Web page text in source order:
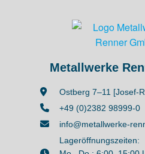
Metallwerke
Ostberg 7–11 [Josef-
+49 (0)2382 98999-0
info@metallwerke-
Lageröffnungszeiten: